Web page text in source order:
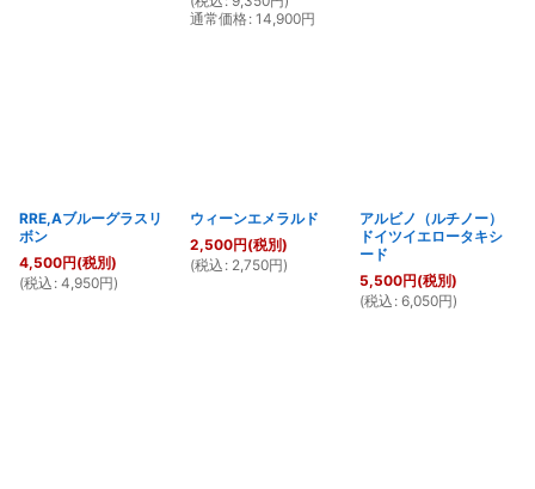
通常価格: 14,900円
RRE,Aブルーグラスリ
ボン
4,500円(税別)
(税込 : 4,950円)
ウィーンエメラルド
2,500円(税別)
(税込 : 2,750円)
アルビノ（ルチノー）
ドイツイエロータキシ
ード
5,500円(税別)
(税込 : 6,050円)